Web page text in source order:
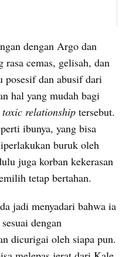
dengan Argo dan
cemas, gelisah, dan
posesif dan abusif dari
hal yang mudah bagi
toxic relationship tersebut.
ibunya, yang bisa
buruk oleh
juga korban kekerasan
tetap bertahan.
jadi menyadari bahwa ia
dengan
dicurigai oleh siapa pun.